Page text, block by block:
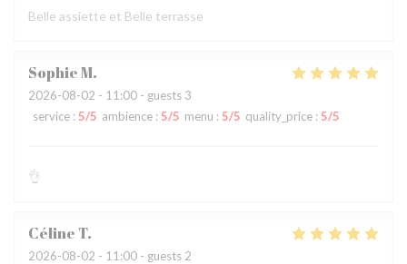
Belle assiette et Belle terrasse
SophieM
2026-08-02 - 11:00 - guests 3
service : 5/5 ambience : 5/5 menu : 5/5 quality_price : 5/5
👌
Céline T
2026-08-02 - 11:00 - guests 2